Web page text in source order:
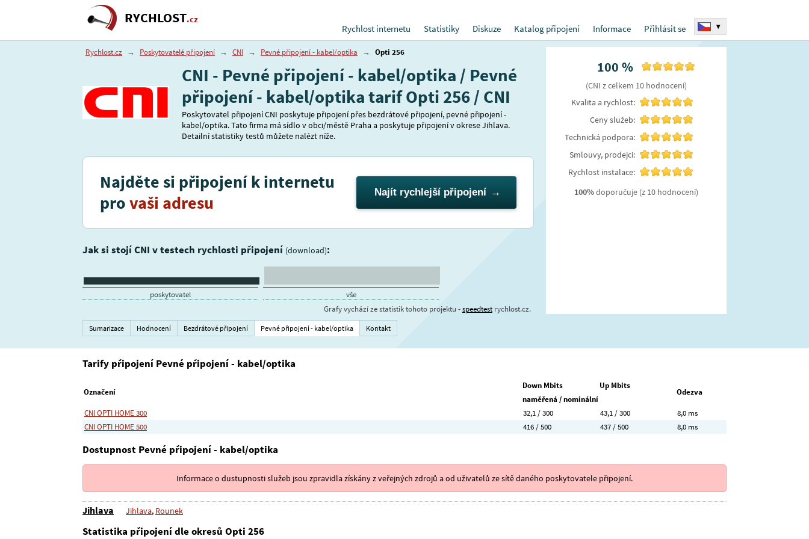
RYCHLOST.cz
Rychlost internetu
Statistiky Diskuze Katalog připojení Informace Přihlásit se ▾
Rychlost.cz → Poskytovatelé připojení → CNI → Pevné připojení - kabel/optika → Opti 256
CNI - Pevné připojení - kabel/optika / Pevné
připojení - kabel/optika tarif Opti 256 / CNI
Poskytovatel připojení CNI poskytuje připojení přes bezdrátové připojení, pevné připojení -
kabel/optika. Tato firma má sídlo v obci/městě Praha a poskytuje připojení v okrese Jihlava.
Detailní statistiky testů můžete nalézt níže.
Najděte si připojení k internetu
provaši adresu Najít rychlejší připojení
Jak si stojí CNI v testech rychlosti připojení (download):
poskytovatel
vše
Grafy vychází ze statistik tohoto projektu -speedtestrychlost.cz.
100 %
(CNI z celkem 10 hodnocení)
Kvalita a rychlost:
Ceny služeb:
Technická podpora:
Smlouvy, prodejci:
Rychlost instalace:
100%doporučuje (z 10 hodnocení)
Sumarizace Hodnocení Bezdrátové připojení Pevné připojení - kabel/optika Kontakt
Tarify připojení Pevné připojení - kabel/optika
Označení
Down Mbits Up Mbits
Odezva
naměřená / nominální
CNI OPTI HOME 300
32,1 / 300 43,1 / 300
8,0 ms
CNI OPTI HOME 500
416 / 500 437 / 500 8,0 ms
Dostupnost Pevné připojení - kabel/optika
Informace o dustupnosti služeb jsou zpravidla získány z veřejných zdrojů a od uživatelů ze sítě daného poskytovatele připojení.
Jihlava Jihlava, Rounek
Statistika připojení dle okresů Opti 256